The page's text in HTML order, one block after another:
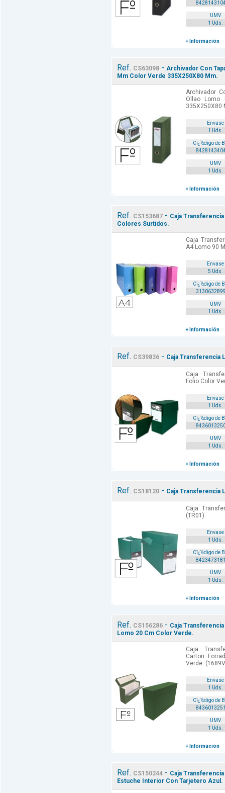
UMV
1 Uds.
+ Información
Ref. CS63098 - Archivador Con
Mm Color Verde 335X250X80 Mm.
Archivador
Ollao Lomo
335X250X80
Envase
1 Uds.
Cï¿½digo de
UMV
1 Uds.
+ Información
Ref. CS153687 - Caja
Colores Surtidos.
Caja
A4 Lomo 90
Envase
5 Uds.
Cï¿½digo de
UMV
1 Uds.
+ Información
Ref. CS39836 - Caja Transferencia
Caja
Folio Color
Envase
1 Uds.
Cï¿½digo de
UMV
1 Uds.
+ Información
Ref. CS18120 - Caja Transferencia
Caja
(TR01).
Envase
1 Uds.
Cï¿½digo de
UMV
1 Uds.
+ Información
Ref. CS156286 - Caja
Lomo 20 Cm Color Verde.
Caja
Carton
Verde.
Envase
1 Uds.
Cï¿½digo de
UMV
1 Uds.
+ Información
Ref. CS150244 - Caja
Estuche Interior Con Tarjetero Azul.